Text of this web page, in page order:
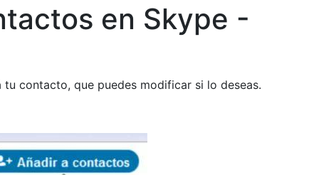
en Skype -
contacto, que puedes modificar si lo deseas.